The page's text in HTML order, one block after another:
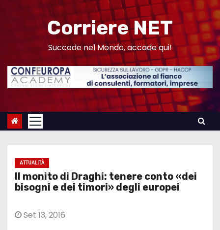
n
Corriere NET
Succede nel Mondo, accade qui!
ATTUALITÀ
Il monito di Draghi: tenere conto «dei
bisogni e dei timori» degli europei
Set 13, 2016